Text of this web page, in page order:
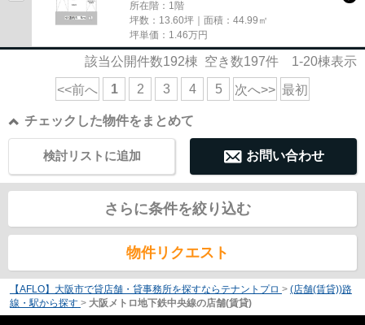
所在階：1階
坪数：13.60坪｜面積：44.99㎡
坪単価： 1.46万円
該当公開件数192棟 空き数197件 1-20棟表示
<<前へ 1 2 3 4 5 次へ>> 最初
チェックした物件をまとめて
お問い合わせ
検討リストに追加
さらに条件を絞り込む
物件リクエスト
【AFLO】大阪市で貸店舗・貸事務所を探すならテナントプロ > (店舗(賃貸))路
線・駅から探す > 大阪メトロ地下鉄中央線の店舗(賃貸)